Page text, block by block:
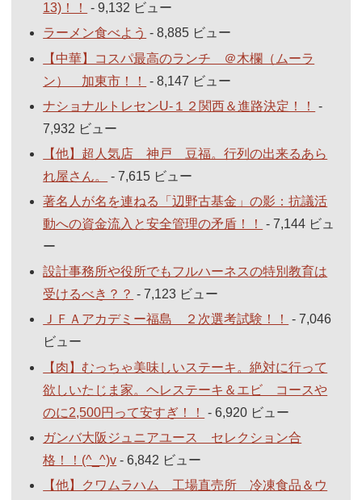
13)！！
- 9,132 ビュー
ラーメン食べよう - 8,885 ビュー
【中華】コスパ最高のランチ ＠木欄（ムーラ
ン） 加東市！！
- 8,147 ビュー
ナショナルトレセンU-１２関西＆進路決定！！
-
7,932 ビュー
【他】超人気店 神戸 豆福。行列の出来るあら
れ屋さん。
- 7,615 ビュー
著名人が名を連ねる「辺野古基金」の影：抗議活
動への資金流入と安全管理の矛盾！！
- 7,144 ビュ
ー
設計事務所や役所でもフルハーネスの特別教育は
受けるべき？？ - 7,123 ビュー
ＪＦＡアカデミー福島 ２次選考試験！！
- 7,046
ビュー
【肉】むっちゃ美味しいステーキ。絶対に行って
欲しいたじま家。ヘレステーキ＆エビ コースや
のに2,500円って安すぎ！！
- 6,920 ビュー
ガンバ大阪ジュニアユース セレクション合
格！！(^_^)v - 6,842 ビュー
【他】クワムラハム 工場直売所 冷凍食品＆ウ